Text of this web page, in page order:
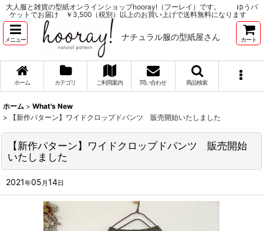
大人服と雑貨の型紙オンラインショップhooray!（フーレイ）です。 ゆうパ
ケットでお届け ￥3,500（税別）以上のお買い上げで送料無料になります
メニュー ナチュラル服の型紙屋さん カート
ホーム カテゴリ ご利用案内 問い合わせ 商品検索
ホーム > What's New
>
【新作パターン】ワイドクロップドパンツ 販売開始いたしました
【新作パターン】ワイドクロップドパンツ 販売開始
いたしました
2021年05 月14日